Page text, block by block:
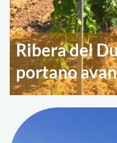
Ribera del
portano